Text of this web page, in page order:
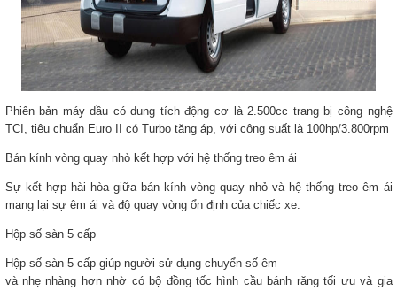
Phiên bản máy dầu có dung tích động cơ là 2.500cc trang bị công nghệ
TCI, tiêu chuẩn Euro II có Turbo tăng áp, với công suất là 100hp/3.800rpm
Bán kính vòng quay nhỏ kết hợp với hệ thống treo êm ái
Sự kết hợp hài hòa giữa bán kính vòng quay nhỏ và hệ thống treo êm ái
mang lại sự êm ái và độ quay vòng ổn định của chiếc xe.
Hộp số sàn 5 cấp
Hộp số sàn 5 cấp giúp người sử dụng chuyển số êm
và nhẹ nhàng hơn nhờ có bộ đồng tốc hình cầu bánh răng tối ưu và gia